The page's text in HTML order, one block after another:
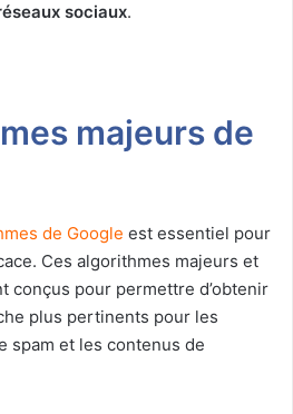
sociaux.
majeurs de
de Google est essentiel pour
Ces algorithmes majeurs et
conçus pour permettre d’obtenir
plus pertinents pour les
spam et les contenus de